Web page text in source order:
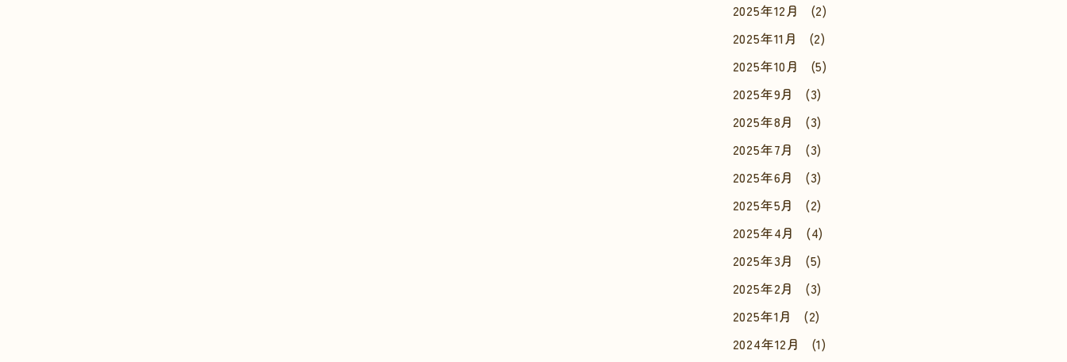
2025年12月
(2)
2025年11月
(2)
2025年10月
(5)
2025年9月
(3)
2025年8月
(3)
2025年7月
(3)
2025年6月
(3)
2025年5月
(2)
2025年4月
(4)
2025年3月
(5)
2025年2月
(3)
2025年1月
(2)
2024年12月
(1)